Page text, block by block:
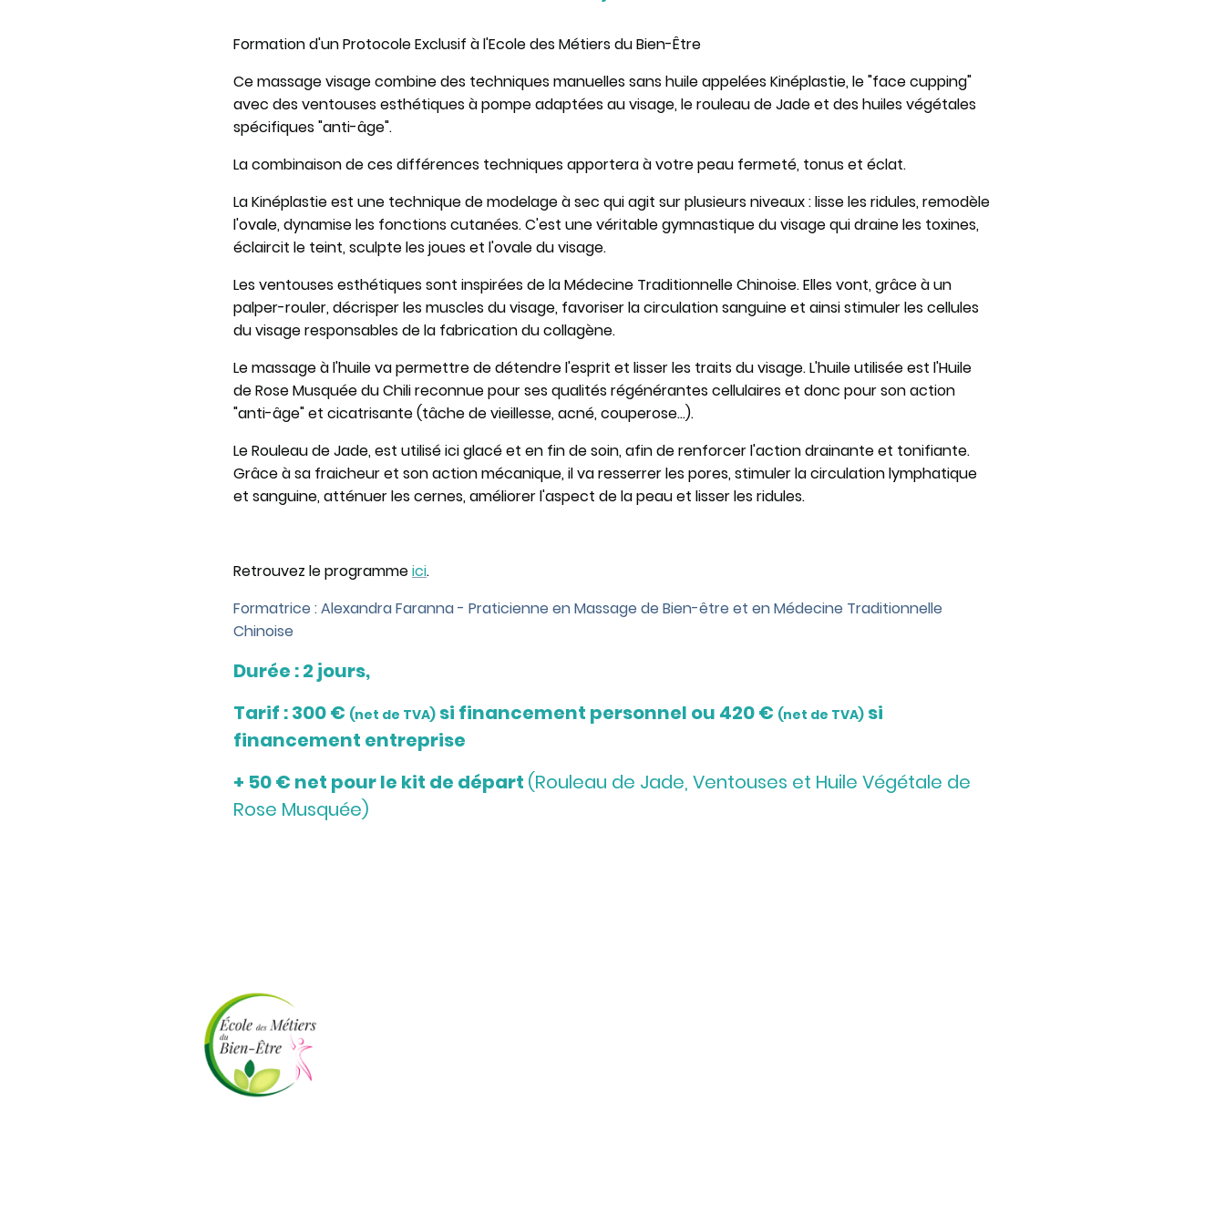
Formation d'un Protocole Exclusif à l'Ecole des Métiers du Bien-Être
Ce massage visage combine des techniques manuelles sans huile appelées Kinéplastie, le "face cupping"
avec des ventouses esthétiques à pompe adaptées au visage, le rouleau de Jade et des huiles végétales
spécifiques "anti-âge".
La combinaison de ces différences techniques apportera à votre peau fermeté, tonus et éclat.
La Kinéplastie est une technique de modelage à sec qui agit sur plusieurs niveaux : lisse les ridules, remodèle
l'ovale, dynamise les fonctions cutanées. C'est une véritable gymnastique du visage qui draine les toxines,
éclaircit le teint, sculpte les joues et l'ovale du visage.
Les ventouses esthétiques sont inspirées de la Médecine Traditionnelle Chinoise. Elles vont, grâce à un
palper-rouler, décrisper les muscles du visage, favoriser la circulation sanguine et ainsi stimuler les cellules
du visage responsables de la fabrication du collagène.
Le massage à l'huile va permettre de détendre l'esprit et lisser les traits du visage. L'huile utilisée est l'Huile
de Rose Musquée du Chili reconnue pour ses qualités régénérantes cellulaires et donc pour son action
"anti-âge" et cicatrisante (tâche de vieillesse, acné, couperose...).
Le Rouleau de Jade, est utilisé ici glacé et en fin de soin, afin de renforcer l'action drainante et tonifiante.
Grâce à sa fraicheur et son action mécanique, il va resserrer les pores, stimuler la circulation lymphatique
et sanguine, atténuer les cernes, améliorer l'aspect de la peau et lisser les ridules.
Retrouvez le programmeici.
Formatrice : Alexandra Faranna - Praticienne en Massage de Bien-être et en Médecine Traditionnelle
Chinoise
Durée : 2 jours,
Tarif : 300 € (net de TVA) si financement personnel ou 420 € (net de TVA) si
financement entreprise
+ 50 € net pour le kit de départ (Rouleau de Jade, Ventouses et Huile Végétale de
Rose Musquée)